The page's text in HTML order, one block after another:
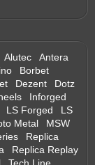
Alutec
Antera
Borbet
Dezent
Dotz
Inforged
LS Forged
LS
Metal
MSW
Replica
Replica Replay